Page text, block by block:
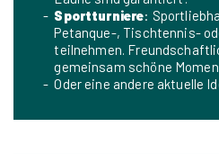
Sportturniere:
Petanque-, Tischtennis-
teilnehmen.
gemeinsam schöne
Oder eine andere aktuelle